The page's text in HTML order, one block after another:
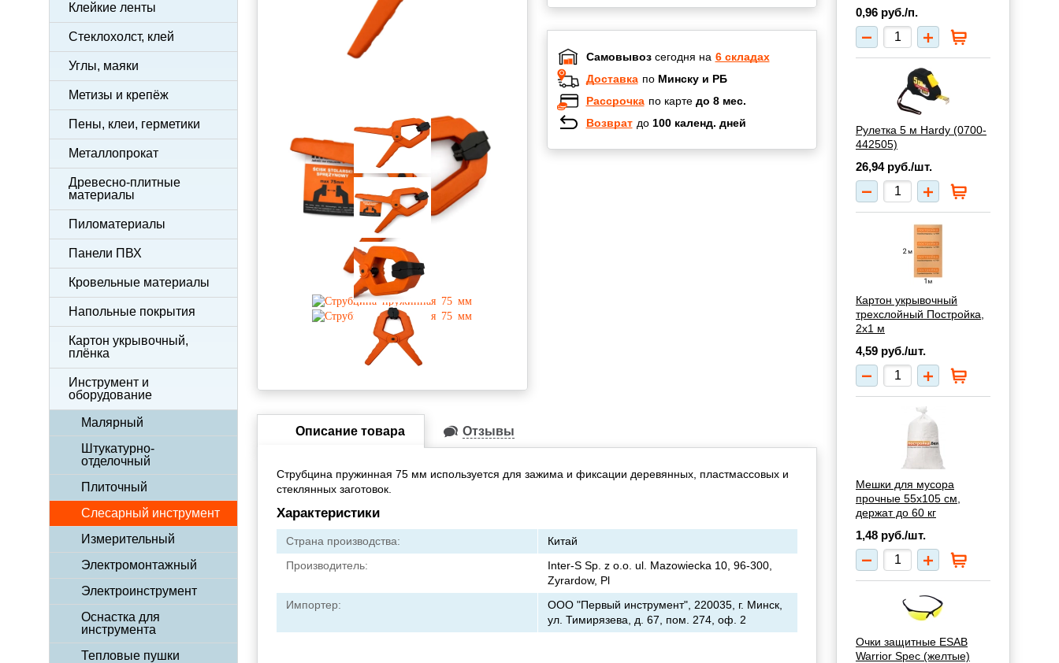
Клейкие ленты
Стеклохолст, клей
Углы, маяки
Метизы и крепёж
Пены, клеи, герметики
Металлопрокат
Древесно-плитные
материалы
Пиломатериалы
Панели ПВХ
Кровельные материалы
Напольные покрытия
Картон укрывочный,
плёнка
Инструмент и
оборудование
Малярный
Штукатурно-
отделочный
Плиточный
Слесарный инструмент
Измерительный
Электромонтажный
Электроинструмент
Оснастка для
инструмента
Тепловые пушки
Самовывозсегодня на 6 складах
Доставка по Минску и РБ
Рассрочка по карте до 8 мес.
Возврат до 100 календ. дней
Описание товара Отзывы
Струбцина пружинная 75 мм используется для зажима и фиксации деревянных, пластмассовых и
стеклянных заготовок.
Характеристики
Страна производства:
Китай
Производитель:
Inter-S Sp. z o.o. ul. Mazowiecka 10, 96-300,
Zyrardow, Pl
Импортер:
ООО "Первый инструмент", 220035, г. Минск,
ул. Тимирязева, д. 67, пом. 274, оф. 2
0,96 руб./п.
Рулетка 5 м Hardy (0700-
442505)
26,94 руб./шт.
Картон укрывочный
трехслойный Постройка,
2х1 м
4,59 руб./шт.
Мешки для мусора
прочные 55х105 см,
держат до 60 кг
1,48 руб./шт.
Очки защитные ESAB
Warrior Spec (желтые)